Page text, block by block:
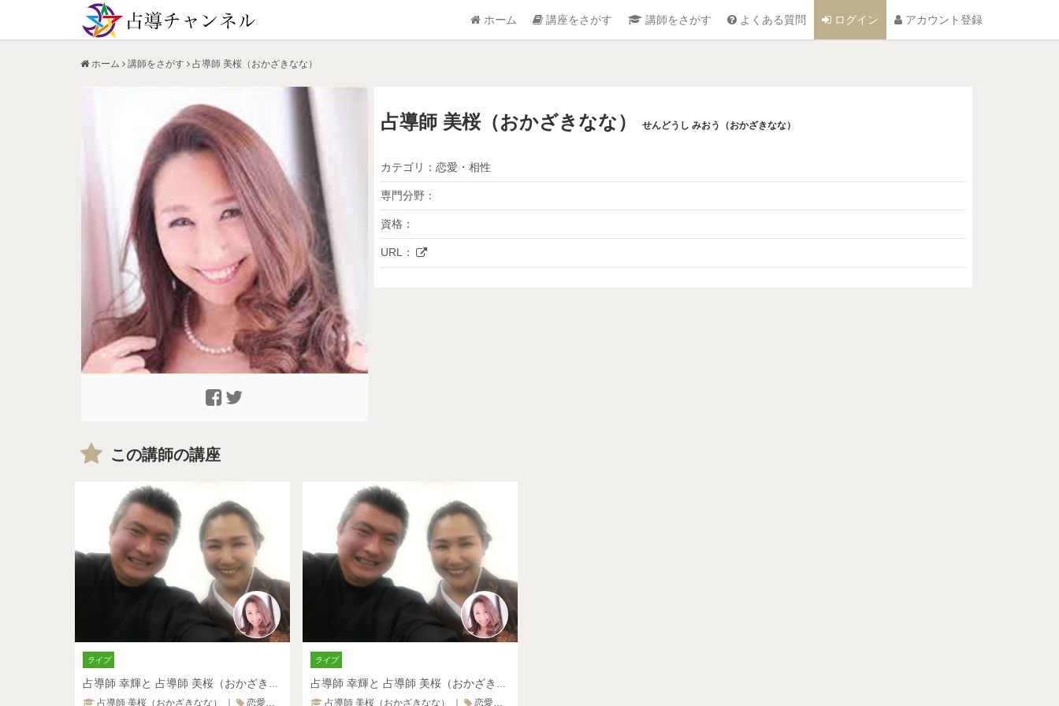
ホーム 講座をさがす 講師をさがす よくある質問 ログイン アカウント登録
ホーム 講師をさがす 占導師 美桜（おかざきなな）
占導師 美桜（おかざきなな） せんどうし みおう（おかざきなな）
カテゴリ：恋愛・相性
専門分野：
資格：
URL：
この講師の講座
ライブ
占導師 美桜（おかざきなな）
｜ 恋愛・相性
ライブ
占導師 美桜（おかざきなな）
｜ 恋愛・相性